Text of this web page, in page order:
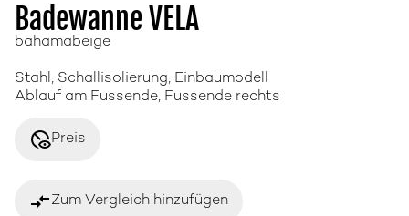
Badewanne VELA
bahamabeige
Stahl, Schallisolierung, Einbaumodell
Ablauf am Fussende, Fussende rechts
disabled_visiblePreis
compare_arrowsZum Vergleich hinzufügen